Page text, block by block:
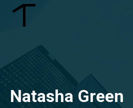
Natasha Green